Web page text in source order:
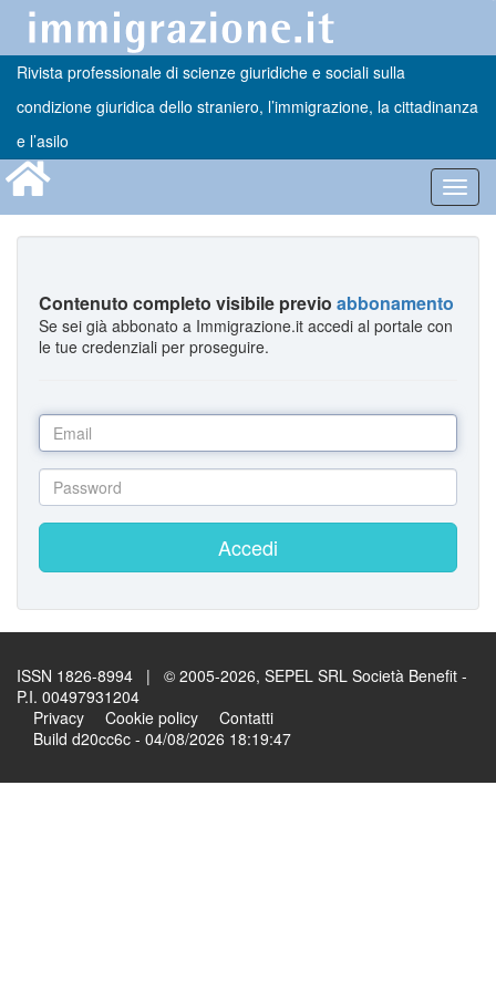
Rivista professionale di scienze giuridiche e sociali sulla
condizione giuridica dello straniero, l’immigrazione, la cittadinanza
e l’asilo
Contenuto completo visibile previo abbonamento
Se sei già abbonato a Immigrazione.it accedi al portale con
le tue credenziali per proseguire.
Accedi
ISSN 1826-8994 | © 2005-2026, SEPEL SRL Società Benefit -
P.I. 00497931204
Privacy
Cookie policy
Contatti
Build d20cc6c - 04/08/2026 18:19:47